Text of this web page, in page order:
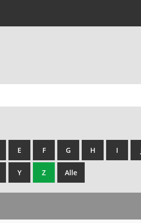
E F G H I
Y Z Alle